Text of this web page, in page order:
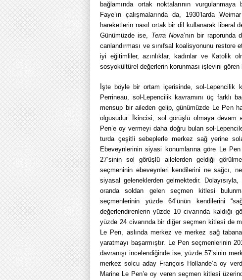
bağlamında ortak noktalarının
Faye’ın çalışmalarında da, 1930’larda
hareketlerin nasıl ortak bir dil kullanarak liberal
Günümüzde ise, Terra Nova’nın bir raporunda
canlandırması ve sınıfsal koalisyonunu
iyi eğitimliler, azınlıklar, kadınlar ve Katolik
sosyokültürel değerlerin korunması işlevini
İşte böyle bir ortam içerisinde, sol-Lepencilik
Perrineau, sol-Lepencilik kavramını üç farklı
mensup bir aileden gelip, günümüzde Le Pen
olgusudur. İkincisi, sol görüşlü olmaya
Pen’e oy vermeyi daha doğru bulan sol-
turda çeşitli sebeplerle merkez sağ yerine
Ebeveynlerinin siyasi konumlarına göre Le
27’sinin sol görüşlü ailelerden geldiği
seçmeninin ebeveynleri kendilerini ne sağcı,
siyasal geleneklerden gelmektedir.
oranda soldan gelen seçmen kitlesi
seçmenlerinin yüzde 64’ünün kendilerini
değerlendirenlerin yüzde 10 civarında kaldığı
yüzde 24 civarında bir diğer seçmen kitlesi de
Le Pen, aslında merkez ve merkez sağ
yaratmayı başarmıştır. Le Pen seçmenlerinin
davranışı incelendiğinde ise, yüzde 57’sinin
merkez solcu aday François Hollande’a oy
Marine Le Pen’e oy veren seçmen kitlesi